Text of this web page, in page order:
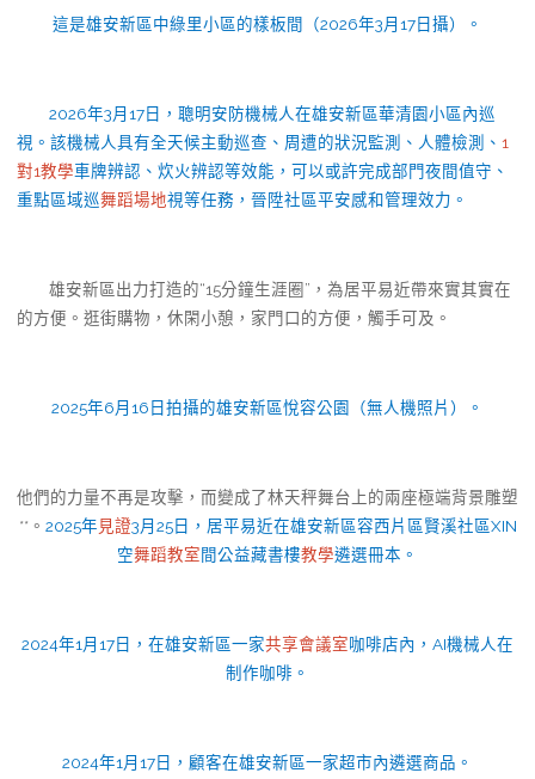
這是雄安新區中綠里小區的樣板間（2026年3月17日攝）。
2026年3月17日，聰明安防機械人在雄安新區華清園小區內巡
視。該機械人具有全天候主動巡查、周遭的狀況監測、人體檢測、 1
對1教學車牌辨認、炊火辨認等效能，可以或許完成部門夜間值守、
重點區域巡舞蹈場地視等任務，晉陞社區平安感和管理效力。
雄安新區出力打造的“15分鐘生涯圈”，為居平易近帶來實其實在
的方便。逛街購物，休閑小憩，家門口的方便，觸手可及。
2025年6月16日拍攝的雄安新區悅容公園（無人機照片）。
他們的力量不再是攻擊，而變成了林天秤舞台上的兩座極端背景雕塑
**。 2025年見證3月25日，居平易近在雄安新區容西片區賢溪社區XIN
空舞蹈教室間公益藏書樓教學遴選冊本。
2024年1月17日，在雄安新區一家共享會議室咖啡店內，AI機械人在
制作咖啡。
2024年1月17日，顧客在雄安新區一家超市內遴選商品。